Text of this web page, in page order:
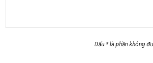
Dấu * là phần không